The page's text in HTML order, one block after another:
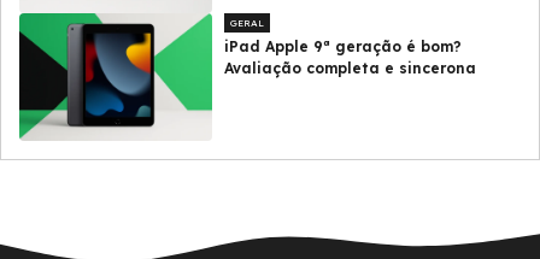
GERAL
iPad Apple 9ª geração é bom?
Avaliação completa e sincerona